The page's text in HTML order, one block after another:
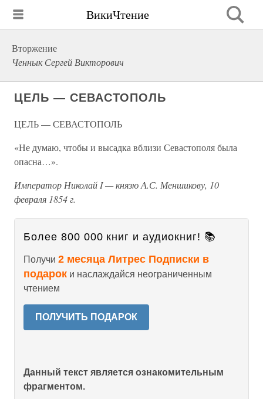
ВикиЧтение
Вторжение
Ченнык Сергей Викторович
ЦЕЛЬ — СЕВАСТОПОЛЬ
ЦЕЛЬ — СЕВАСТОПОЛЬ
«Не думаю, чтобы и высадка вблизи Севастополя была
опасна…».
Император Николай I — князю А.С. Меншикову, 10
февраля 1854 г.
Более 800 000 книг и аудиокниг! 📚
Получи 2 месяца Литрес Подписки в
подарок и наслаждайся неограниченным
чтением
ПОЛУЧИТЬ ПОДАРОК
Данный текст является ознакомительным
фрагментом.